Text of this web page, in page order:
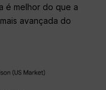
é melhor do que a
avançada do